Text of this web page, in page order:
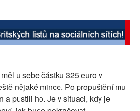
u sebe částku 325 euro v
nějaké mince. Po propuštění mu
a pustili ho. Je v situaci, kdy je